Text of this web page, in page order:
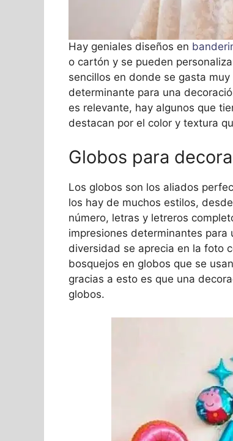
Hay geniales diseños en
o cartón y se pueden
sencillos en donde se gasta
determinante para una
es relevante, hay algunos que
destacan por el color y textura
Globos para
Los globos son los aliados
los hay de muchos estilos,
número, letras y letreros
impresiones determinantes
diversidad se aprecia en la foto
bosquejos en globos que se
gracias a esto es que una
globos.